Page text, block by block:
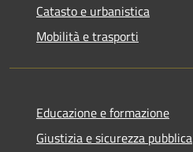
Catasto e urbanistica
Mobilità e trasporti
Educazione e formazione
Giustizia e sicurezza pubblica